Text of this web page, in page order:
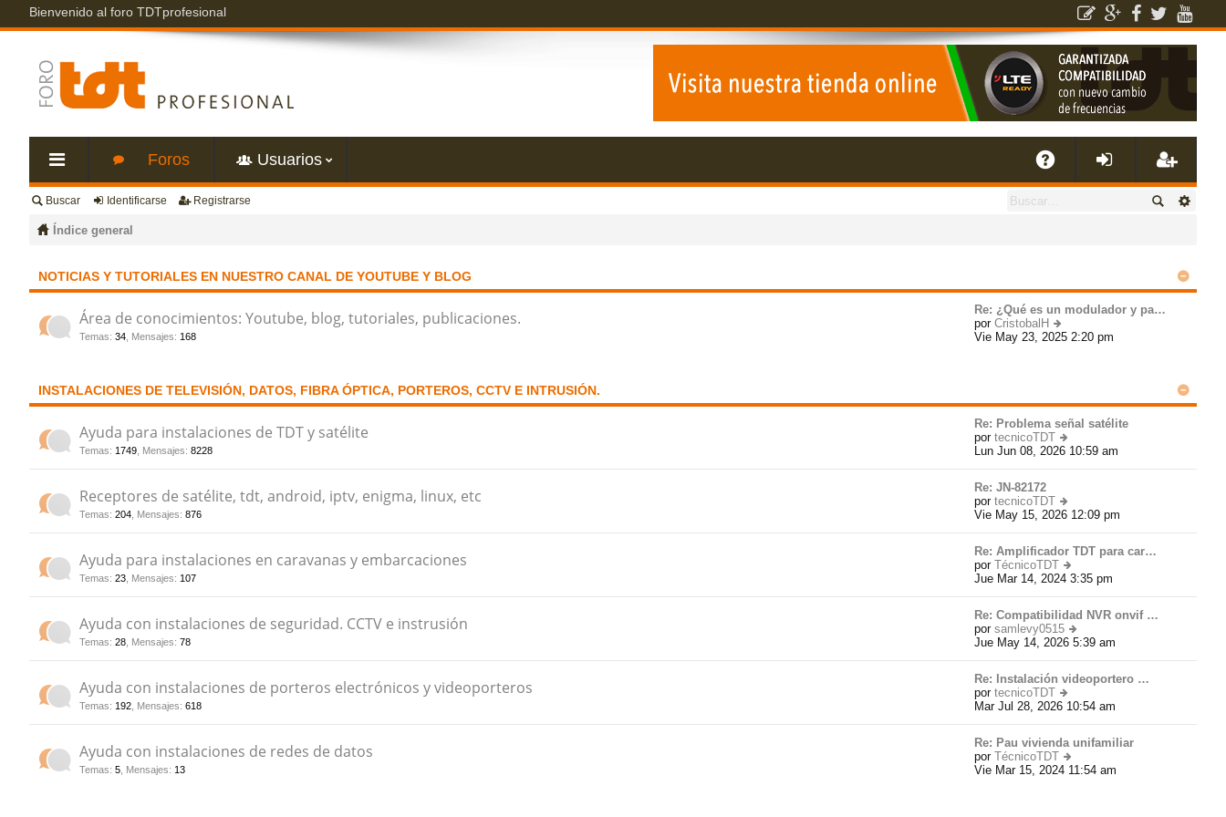
Bienvenido al foro TDTprofesional
nl
es
rá
pi
do
Foros Usuarios
A
fic
ar
eg
ra
Buscar Identificarse Registrarse
Índice general
NOTICIAS Y TUTORIALES EN NUESTRO CANAL DE YOUTUBE Y BLOG
Área de conocimientos: Youtube, blog, tutoriales, publicaciones.
Temas: 34 Mensajes: 168
Re: ¿Qué es un modulador y pa…
por CristobalH
er
m
e
n
s
Vie May 23, 2025 2:20 pm
INSTALACIONES DE TELEVISIÓN, DATOS, FIBRA ÓPTICA, PORTEROS, CCTV E INTRUSIÓN.
Ayuda para instalaciones de TDT y satélite
Temas: 1749 Mensajes: 8228
Re: Problema señal satélite
por tecnicoTDT
er
úl
m
o
m
e
n
s
aj
Lun Jun 08, 2026 10:59 am
Receptores de satélite, tdt, android, iptv, enigma, linux, etc
Temas: 204 Mensajes: 876
Re: JN-82172
por tecnicoTDT
er
úl
m
o
m
e
n
s
aj
Vie May 15, 2026 12:09 pm
Ayuda para instalaciones en caravanas y embarcaciones
Temas: 23 Mensajes: 107
Re: Amplificador TDT para car…
por TécnicoTDT
er
úl
ti
m
o
m
e
n
s
aj
Jue Mar 14, 2024 3:35 pm
Ayuda con instalaciones de seguridad. CCTV e instrusión
Temas: 28 Mensajes: 78
Re: Compatibilidad NVR onvif …
por samlevy0515
er
úl
ti
m
o
m
e
n
s
aj
Jue May 14, 2026 5:39 am
Ayuda con instalaciones de porteros electrónicos y videoporteros
Temas: 192 Mensajes: 618
Re: Instalación videoportero …
por tecnicoTDT
er
úl
ti
m
o
m
Mar Jul 28, 2026 10:54 am
Ayuda con instalaciones de redes de datos
Temas: 5 Mensajes: 13
Re: Pau vivienda unifamiliar
por TécnicoTDT
er
Vie Mar 15, 2024 11:54 am